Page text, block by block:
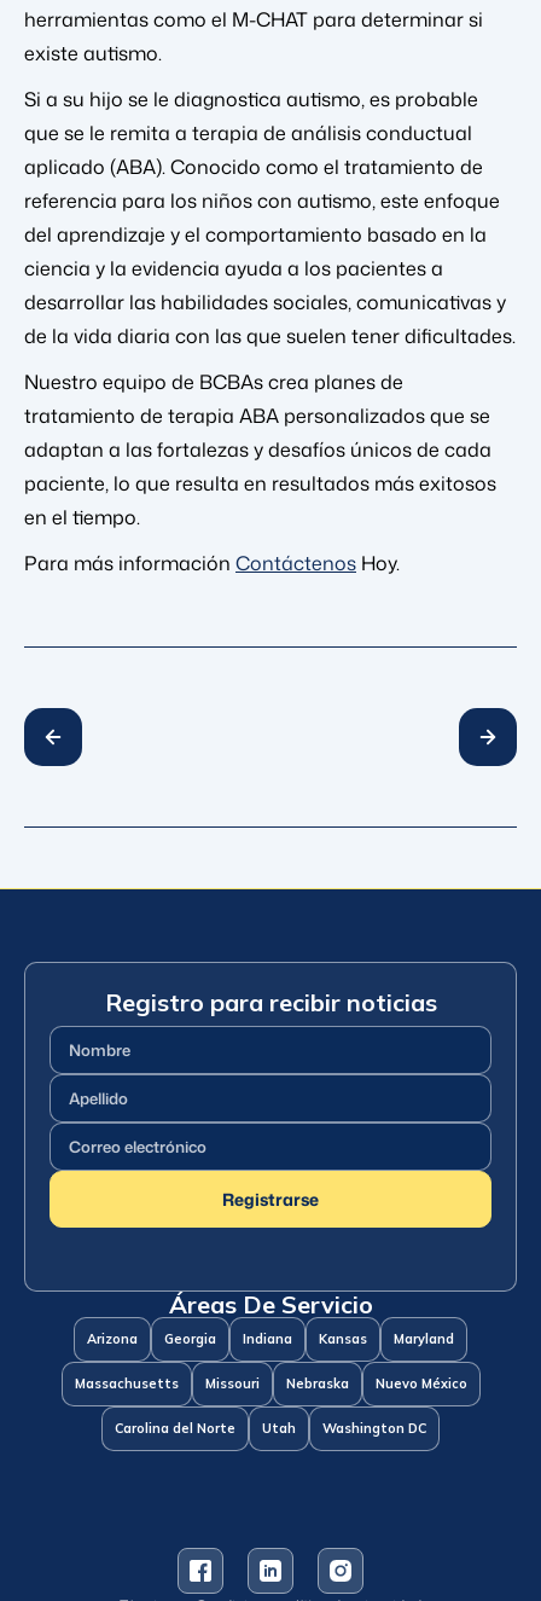
herramientas como el M-CHAT para determinar si
existe autismo.
Si a su hijo se le diagnostica autismo, es probable
que se le remita a terapia de análisis conductual
aplicado (ABA). Conocido como el tratamiento de
referencia para los niños con autismo, este enfoque
del aprendizaje y el comportamiento basado en la
ciencia y la evidencia ayuda a los pacientes a
desarrollar las habilidades sociales, comunicativas y
de la vida diaria con las que suelen tener dificultades.
Nuestro equipo de BCBAs crea planes de
tratamiento de terapia ABA personalizados que se
adaptan a las fortalezas y desafíos únicos de cada
paciente, lo que resulta en resultados más exitosos
en el tiempo.
Para más información Contáctenos Hoy.
Registro para recibir noticias
Nombre
Apellido
Correo
electrónico(Requerido)
Registrarse
Áreas De Servicio
Arizona Georgia Indiana Kansas Maryland
Massachusetts Missouri Nebraska Nuevo México
Carolina del Norte Utah Washington DC